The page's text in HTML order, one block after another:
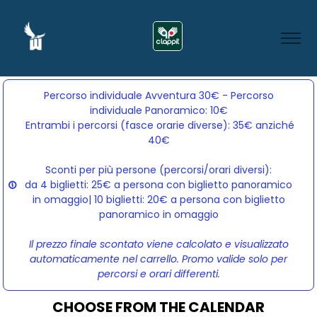
Percorso individuale Avventura 30€ - Percorso
individuale Panoramico: 10€
Entrambi i percorsi (fasce orarie diverse): 35€ anziché
40€
Sconti per più persone (percorsi/orari diversi):
da 4 biglietti: 25€ a persona con biglietto panoramico
in omaggio| 10 biglietti: 20€ a persona con biglietto
panoramico in omaggio
Il prezzo finale scontato viene calcolato e visualizzato
automaticamente nel carrello. Promo valide solo per
percorsi e orari differenti.
CHOOSE FROM THE CALENDAR